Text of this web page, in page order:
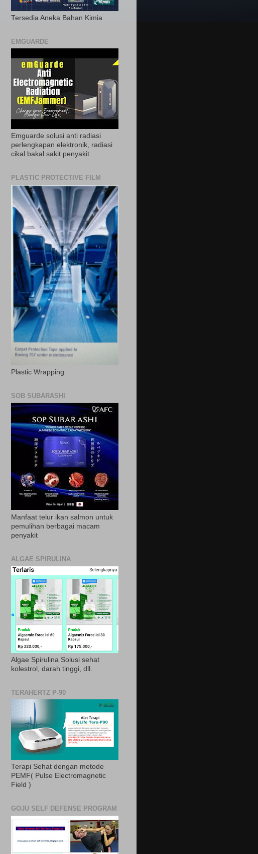
Tersedia Aneka Bahan Kimia
EMGUARDE
Emguarde solusi anti radiasi
perlengkapan elektronik, radiasi
cikal bakal sakit penyakit
PLASTIC PROTECTIVE FILM
Plastic Wrapping
SOB SUBARASHI
Manfaat telur ikan salmon untuk
pemulihan berbagai macam
penyakit
ALGAE SPIRULINA
Algae Spirulina Solusi sehat
kolestrol, darah tinggi, dll.
TERAHERTZ P-90
Terapi Sehat dengan metode
PEMF( Pulse Electromagnetic
Field )
GOJU SELF DEFENSE PROGRAM